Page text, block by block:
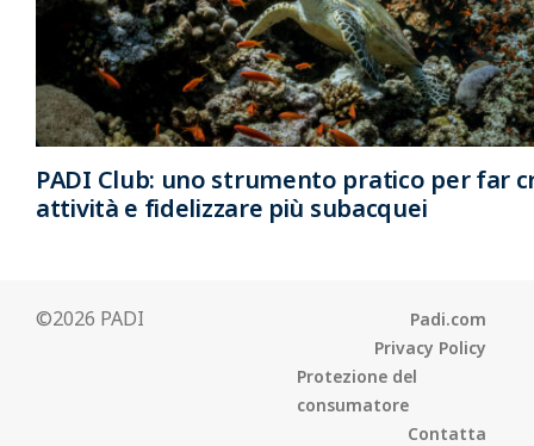
PADI Club: uno strumento pratico per far
attività e fidelizzare più subacquei
©2026 PADI
Padi.com
Privacy Policy
Protezione del
consumatore
Contatta